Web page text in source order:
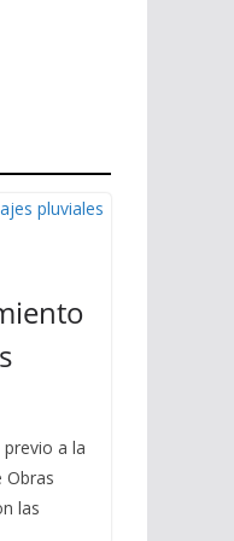
a la
Obras
las